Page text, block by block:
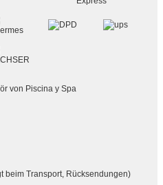
beim Transport, Rücksendungen)